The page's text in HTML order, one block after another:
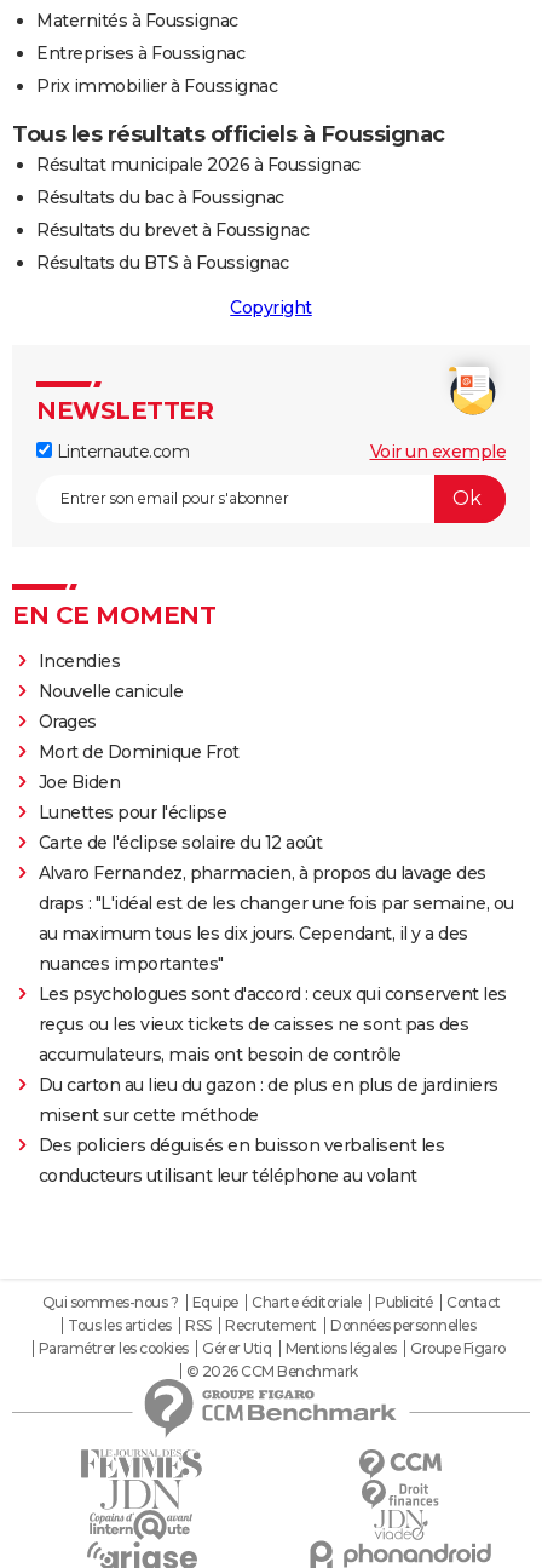
Maternités à Foussignac
Entreprises à Foussignac
Prix immobilier à Foussignac
Tous les résultats officiels à Foussignac
Résultat municipale 2026 à Foussignac
Résultats du bac à Foussignac
Résultats du brevet à Foussignac
Résultats du BTS à Foussignac
Copyright
NEWSLETTER
Linternaute.com Voir un exemple
EN CE MOMENT
Incendies
Nouvelle canicule
Orages
Mort de Dominique Frot
Joe Biden
Lunettes pour l'éclipse
Carte de l'éclipse solaire du 12 août
Alvaro Fernandez, pharmacien, à propos du lavage des
draps : "L'idéal est de les changer une fois par semaine, ou
au maximum tous les dix jours. Cependant, il y a des
nuances importantes"
Les psychologues sont d'accord : ceux qui conservent les
reçus ou les vieux tickets de caisses ne sont pas des
accumulateurs, mais ont besoin de contrôle
Du carton au lieu du gazon : de plus en plus de jardiniers
misent sur cette méthode
Des policiers déguisés en buisson verbalisent les
conducteurs utilisant leur téléphone au volant
Qui sommes-nous ? Equipe Charte éditoriale Publicité
Contact
Tous les articles
RSS Recrutement
Données personnelles
Paramétrer les cookies
Gérer Utiq Mentions légales
Groupe Figaro
© 2026 CCM Benchmark